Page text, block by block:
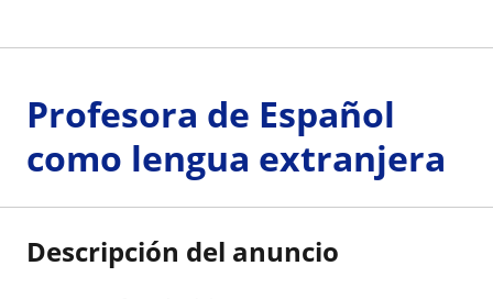
Profesora de Español
como lengua extranjera
Descripción del anuncio